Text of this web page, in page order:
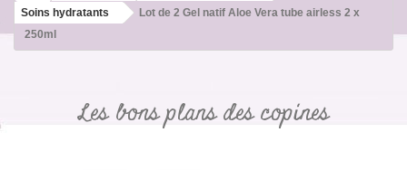
Soins hydratants
Lot de 2 Gel natif Aloe Vera tube airless 2 x
250ml
Les bons plans des copines